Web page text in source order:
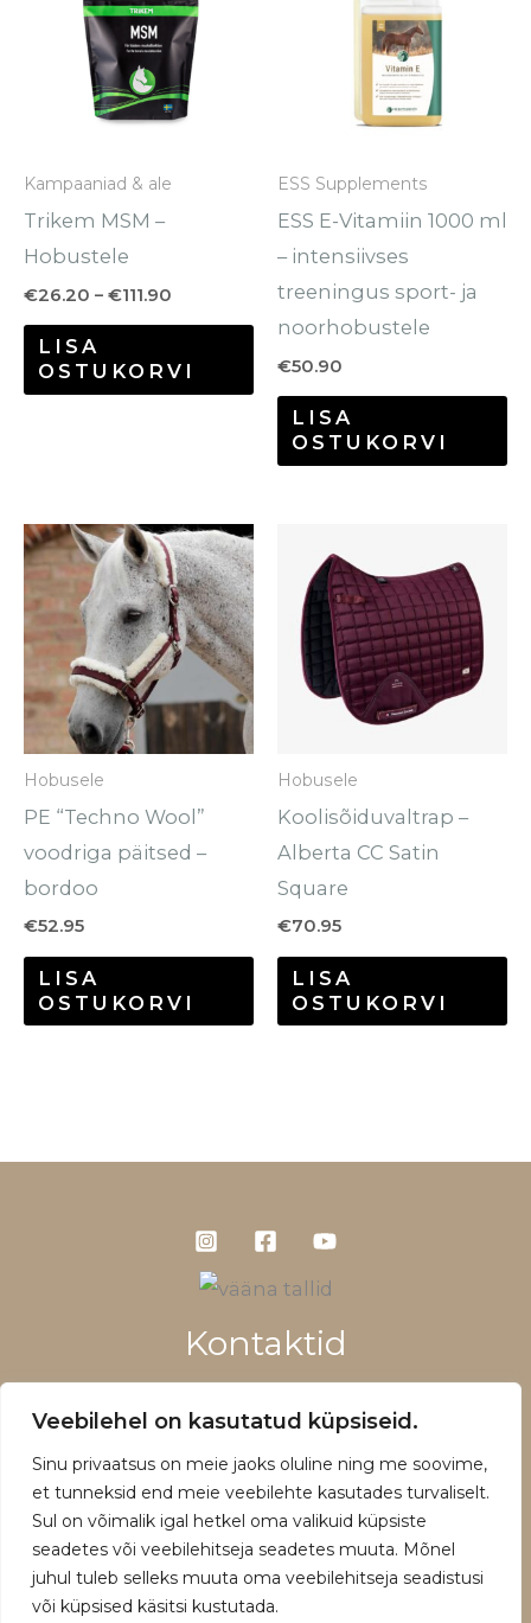
Veebilehel on kasutatud küpsiseid.
Sinu privaatsus on meie jaoks oluline ning me soovime,
et tunneksid end meie veebilehte kasutades turvaliselt.
Sul on võimalik igal hetkel oma valikuid küpsiste
seadetes või veebilehitseja seadetes muuta. Mõnel
juhul tuleb selleks muuta oma veebilehitseja seadistusi
või küpsised käsitsi kustutada.
Kampaaniad & ale
Trikem MSM –
Hobustele
€26.20 – €111.90
€111.90
LISA
OSTUKORVI
teha
tootelehel.
ESS Supplements
ESS E-Vitamiin 1000 ml
– intensiivses
treeningus sport- ja
noorhobustele
€50.90
LISA
OSTUKORVI
Hobusele
PE “Techno Wool”
voodriga päitsed –
bordoo
€52.95
LISA
OSTUKORVI
Sellel
tootel
on
mitu
varianti.
saab
teha
tootelehel.
Hobusele
Koolisõiduvaltrap –
Alberta CC Satin
Square
€70.95
LISA
OSTUKORVI
Kontaktid
+372 5660 1028
Müügitingimused ja privaatsuspoliitika
Copyright © 2026 | Powered by Vääna Tallid